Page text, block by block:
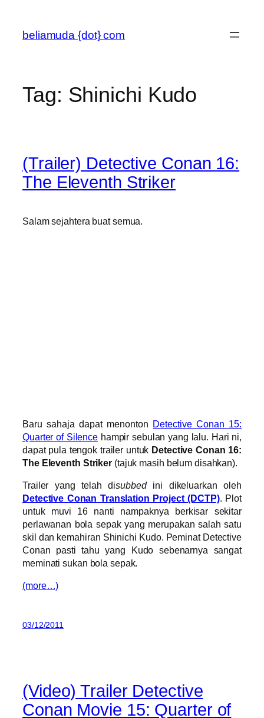
content
beliamuda {dot} com
Tag: Shinichi Kudo
(Trailer) Detective Conan 16:
The Eleventh Striker
Salam sejahtera buat semua.
Baru sahaja dapat menonton Detective Conan 15:
Quarter of Silence hampir sebulan yang lalu. Hari ni,
dapat pula tengok trailer untuk Detective Conan 16:
The Eleventh Striker (tajuk masih belum disahkan).
Trailer yang telah disubbedini dikeluarkan oleh
Detective Conan Translation Project (DCTP). Plot
untuk muvi 16 nanti nampaknya berkisar sekitar
perlawanan bola sepak yang merupakan salah satu
skil dan kemahiran Shinichi Kudo. Peminat Detective
Conan pasti tahu yang Kudo sebenarnya sangat
meminati sukan bola sepak.
(more…)
03/12/2011
(Video) Trailer Detective
Conan Movie 15: Quarter of